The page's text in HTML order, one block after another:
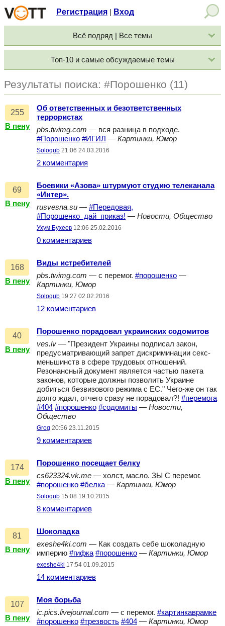
Регистрация Вход
Всё подряд | Все темы
Топ-10 и самые обсуждаемые темы
Результаты поиска: #Порошенко (11)
255
В пену
Об ответственных и безответственных
террористах
pbs.twimg.com — вся разница в подходе.
#Порошенко #ИГИЛ — Картинки, Юмор
Soloqub 21:06 24.03.2016
2 комментария
69
В пену
Боевики «Азова» штурмуют студию телеканала
«Интер».
rusvesna.su — #Передовая,
#Порошенко_дай_приказ! — Новости, Общество
Ухум Бухеев 12:06 25.02.2016
0 комментариев
168
В пену
Виды истребителей
pbs.twimg.com — с перемог. #порошенко —
Картинки, Юмор
Soloqub 19:27 02.02.2016
12 комментариев
40
В пену
Порошенко порадовал украинских содомитов
ves.lv — "Президент Украины подписал закон,
предусматривающий запрет дискриминации секс-
меньшинств в сфере трудовых отношений.
Резонансный документ является частью пакета
законов, которые должны позволить Украине
добиться безвизового режима с ЕС." Чего-же он так
долго ждал, отчего сразу не порадовал?! #перемога
#404 #порошенко #содомиты — Новости,
Общество
Grog 20:56 23.11.2015
9 комментариев
174
В пену
Порошенко посещает белку
cs623324.vk.me — холст, масло. ЗЫ С перемог.
#порошенко #белка — Картинки, Юмор
Soloqub 15:08 19.10.2015
8 комментариев
81
В пену
Шоколадка
exeshe4ki.com — Как создать себе шоколадную
империю #гифка #порошенко — Картинки, Юмор
exeshe4ki 17:54 01.09.2015
14 комментариев
107
В пену
Моя борьба
ic.pics.livejournal.com — с перемог. #картинкаврамке
#порошенко #трезвость #404 — Картинки, Юмор